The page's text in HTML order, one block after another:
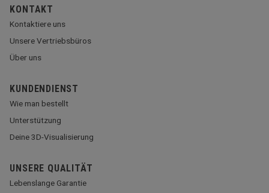
KONTAKT
Kontaktiere uns
Unsere Vertriebsbüros
Über uns
KUNDENDIENST
Wie man bestellt
Unterstützung
Deine 3D-Visualisierung
UNSERE QUALITÄT
Lebenslange Garantie